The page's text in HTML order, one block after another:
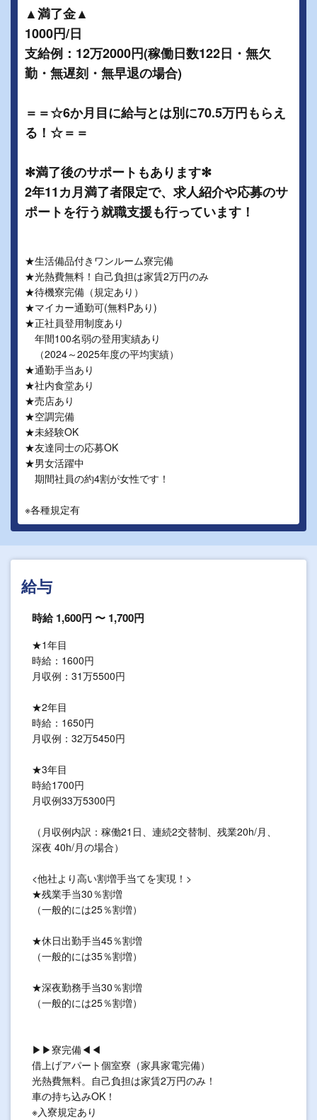
▲満了金▲
1000円/日
支給例：12万2000円(稼働日数122日・無欠
勤・無遅刻・無早退の場合)
＝＝☆6か月目に給与とは別に70.5万円もらえ
る！☆＝＝
✻満了後のサポートもあります✻
2年11カ月満了者限定で、求人紹介や応募のサ
ポートを行う就職支援も行っています！
★生活備品付きワンルーム寮完備
★光熱費無料！自己負担は家賃2万円のみ
★待機寮完備（規定あり）
★マイカー通勤可(無料Pあり)
★正社員登用制度あり
年間100名弱の登用実績あり
（2024～2025年度の平均実績）
★通勤手当あり
★社内食堂あり
★売店あり
★空調完備
★未経験OK
★友達同士の応募OK
★男女活躍中
期間社員の約4割が女性です！
※各種規定有
給与
時給 1,600円 〜 1,700円
★1年目
時給：1600円
月収例：31万5500円
★2年目
時給：1650円
月収例：32万5450円
★3年目
時給1700円
月収例33万5300円
（月収例内訳：稼働21日、連続2交替制、残業20h/月、
深夜 40h/月の場合）
<他社より高い割増手当てを実現！>
★残業手当30％割増
（一般的には25％割増）
★休日出勤手当45％割増
（一般的には35％割増）
★深夜勤務手当30％割増
（一般的には25％割増）
▶▶寮完備◀◀
借上げアパート個室寮（家具家電完備）
光熱費無料。自己負担は家賃2万円のみ！
車の持ち込みOK！
※入寮規定あり